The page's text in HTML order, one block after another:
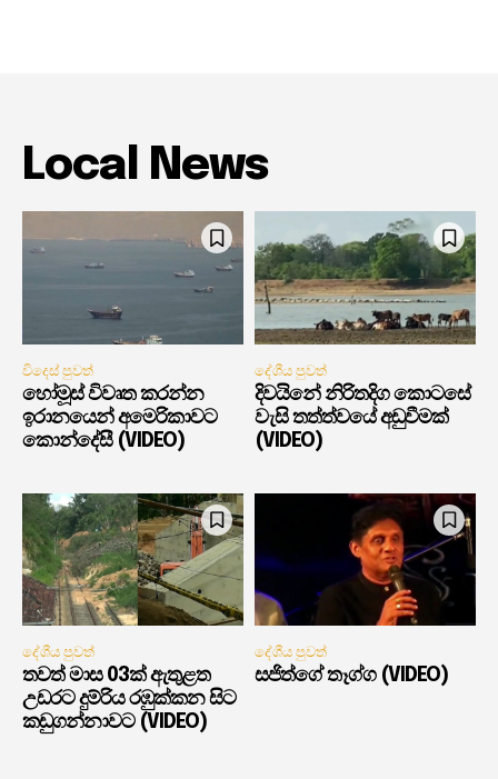
Local News
විදෙස් පුවත්
හෝමූස් විවෘත කරන්න
ඉරානයෙන් අමෙරිකාවට
කොන්දේසී (VIDEO)
දේශීය පුවත්
දිවයිනේ නිරිතදිග කොටසේ
වැසි තත්ත්වයේ අඩුවීමක්
(VIDEO)
දේශීය පුවත්
තවත් මාස 03ක් ඇතුළත
උඩරට දුම්රිය රඹුක්කන සිට
කඩුගන්නාවට (VIDEO)
දේශීය පුවත්
සජිත්ගේ තෑග්ග (VIDEO)